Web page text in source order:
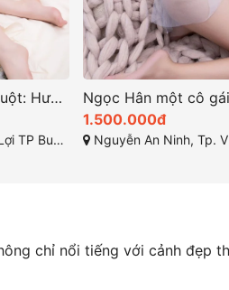
Gái Gọi Buôn Ma Thuột: Hướng Dẫn Toàn Diện Năm 2025
Đắk Lắk
1.500.000đ
Nguyễn An Ninh, Tp. Vũng Tàu, Bà
chỉ nổi tiếng với cảnh đẹp